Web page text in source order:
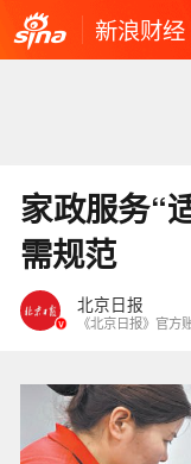
新浪财经
家政服务“
需规范
北京日报
《北京日报》官方